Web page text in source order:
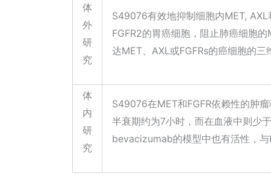
体
外
研
究
S49076有效地抑制细胞内MET,
FGFR2的胃癌细胞，阻止肺癌细胞
达MET、AXL或FGFRs的癌细胞的三
体
内
研
究
S49076在MET和FGFR依赖性的肿
半衰期约为7小时，而在血液中则少
bevacizumab的模型中也有活性，